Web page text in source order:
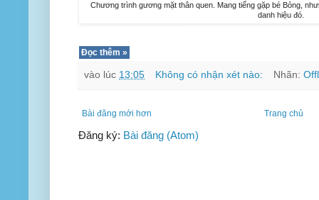
Chương trình gương mặt thân quen. Mang tiếng gặp bé Bỏng,
danh hiệu đó.
Đọc thêm »
vào lúc 13:05 Không có nhận xét nào: Nhãn:
Bài đăng mới hơn Trang chủ
Đăng ký: Bài đăng (Atom)